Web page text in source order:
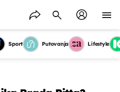
Sport Putovanja Lifestyle